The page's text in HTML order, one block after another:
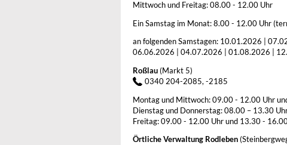
Mittwoch und Freitag: 08.00 - 12.00 Uhr
Ein Samstag im Monat: 8.00 - 12.00 Uhr
an folgenden Samstagen: 10.01.2026 |
06.06.2026 | 04.07.2026 | 01.08.2026 |
Roßlau (Markt 5)
0340 204-2085, -2185
Montag und Mittwoch: 09.00 - 12.00 Uhr
Dienstag und Donnerstag: 08.00 – 13.30
Freitag: 09.00 - 12.00 Uhr und 13.30 -
Örtliche Verwaltung Rodleben